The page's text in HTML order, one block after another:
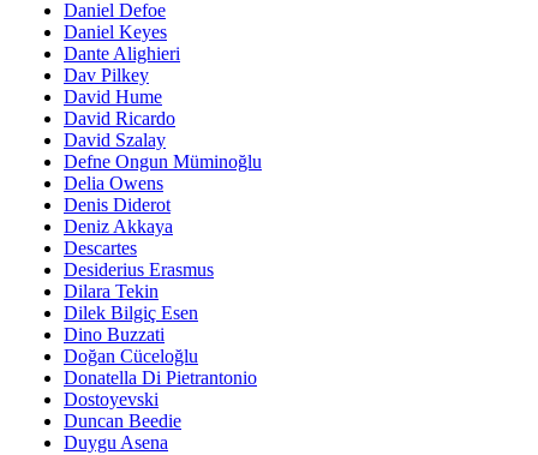
Daniel Defoe
Daniel Keyes
Dante Alighieri
Dav Pilkey
David Hume
David Ricardo
David Szalay
Defne Ongun Müminoğlu
Delia Owens
Denis Diderot
Deniz Akkaya
Descartes
Desiderius Erasmus
Dilara Tekin
Dilek Bilgiç Esen
Dino Buzzati
Doğan Cüceloğlu
Donatella Di Pietrantonio
Dostoyevski
Duncan Beedie
Duygu Asena